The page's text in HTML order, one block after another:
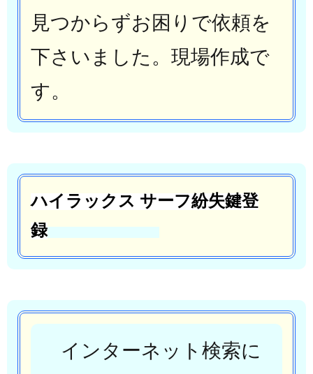
見つからずお困りで依頼を
下さいました。現場作成で
す。
ハイラックス サーフ紛失鍵登
録
インターネット検索に